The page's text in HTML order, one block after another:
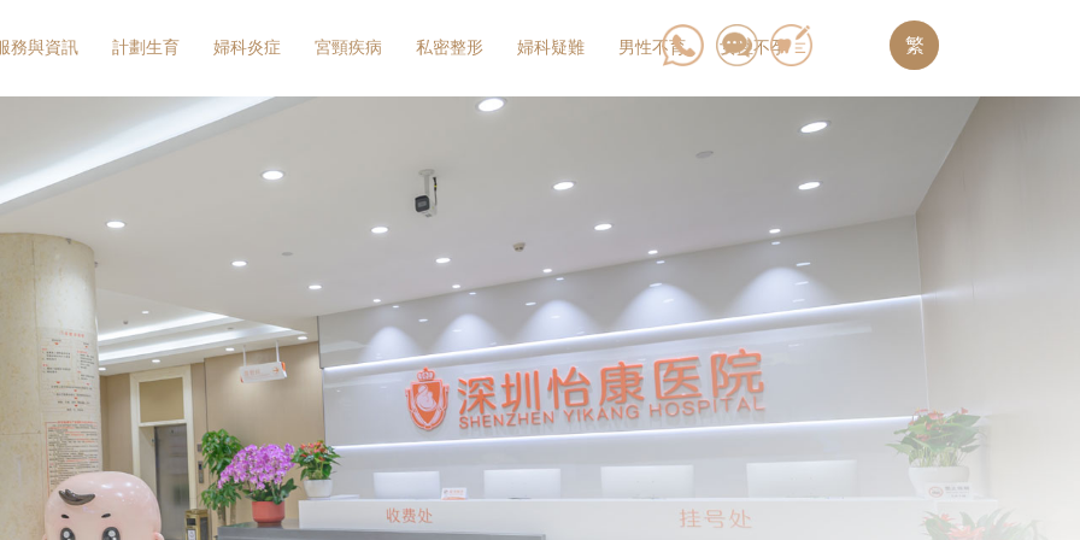
務與資訊 計劃生育 婦科炎症 宮頸疾病 私密整形 婦科疑難 男性不育 女性不孕 繁